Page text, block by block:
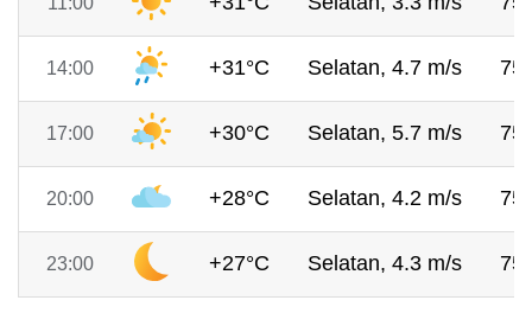
14:00 +31°C Selatan, 4.7 m/s
17:00 +30°C Selatan, 5.7 m/s
20:00 +28°C Selatan, 4.2 m/s
23:00 +27°C Selatan, 4.3 m/s